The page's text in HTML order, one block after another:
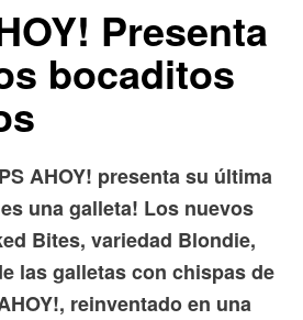
Presenta
bocaditos
AHOY! presenta su última
una galleta! Los nuevos
Bites, variedad Blondie,
las galletas con chispas de
reinventado en una